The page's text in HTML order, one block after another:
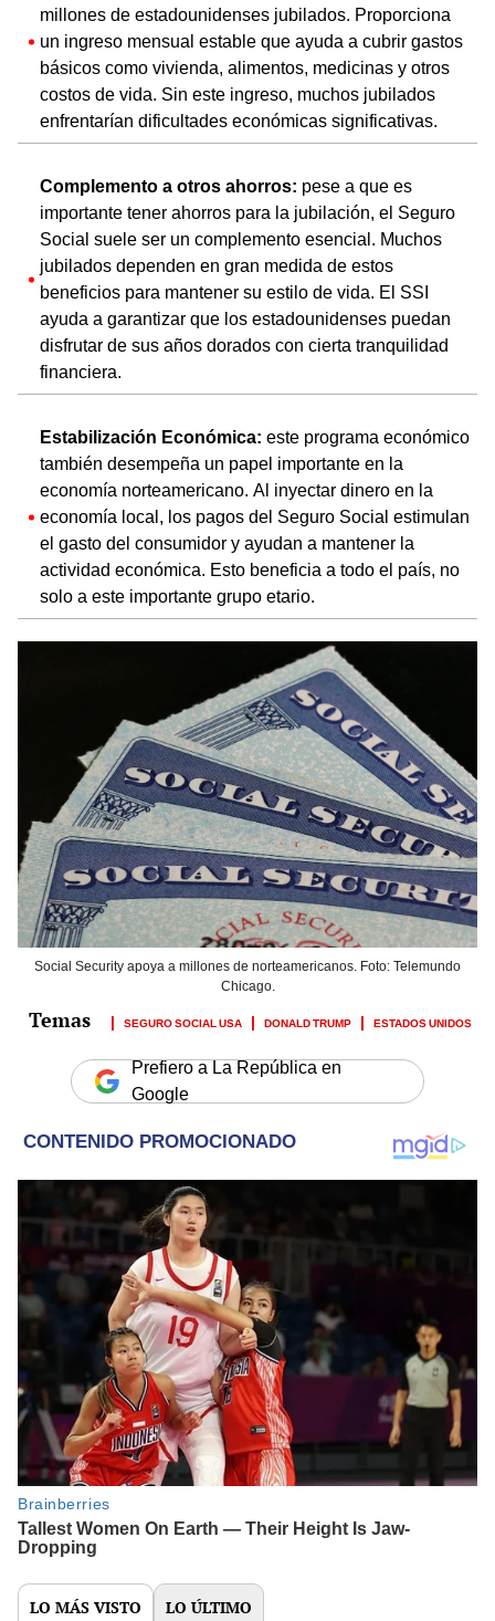
millones de estadounidenses jubilados. Proporciona
un ingreso mensual estable que ayuda a cubrir gastos
básicos como vivienda, alimentos, medicinas y otros
costos de vida. Sin este ingreso, muchos jubilados
enfrentarían dificultades económicas significativas.
Complemento a otros ahorros: pese a que es
importante tener ahorros para la jubilación, el Seguro
Social suele ser un complemento esencial. Muchos
jubilados dependen en gran medida de estos
beneficios para mantener su estilo de vida. El SSI
ayuda a garantizar que los estadounidenses puedan
disfrutar de sus años dorados con cierta tranquilidad
financiera.
Estabilización Económica: este programa económico
también desempeña un papel importante en la
economía norteamericano. Al inyectar dinero en la
economía local, los pagos del Seguro Social estimulan
el gasto del consumidor y ayudan a mantener la
actividad económica. Esto beneficia a todo el país, no
solo a este importante grupo etario.
Social Security apoya a millones de norteamericanos. Foto: Telemundo
Chicago.
SEGURO SOCIAL USA DONALD TRUMP ESTADOS UNIDOS
Prefiero a La República en
Google
LO MÁS VISTO LO ÚLTIMO